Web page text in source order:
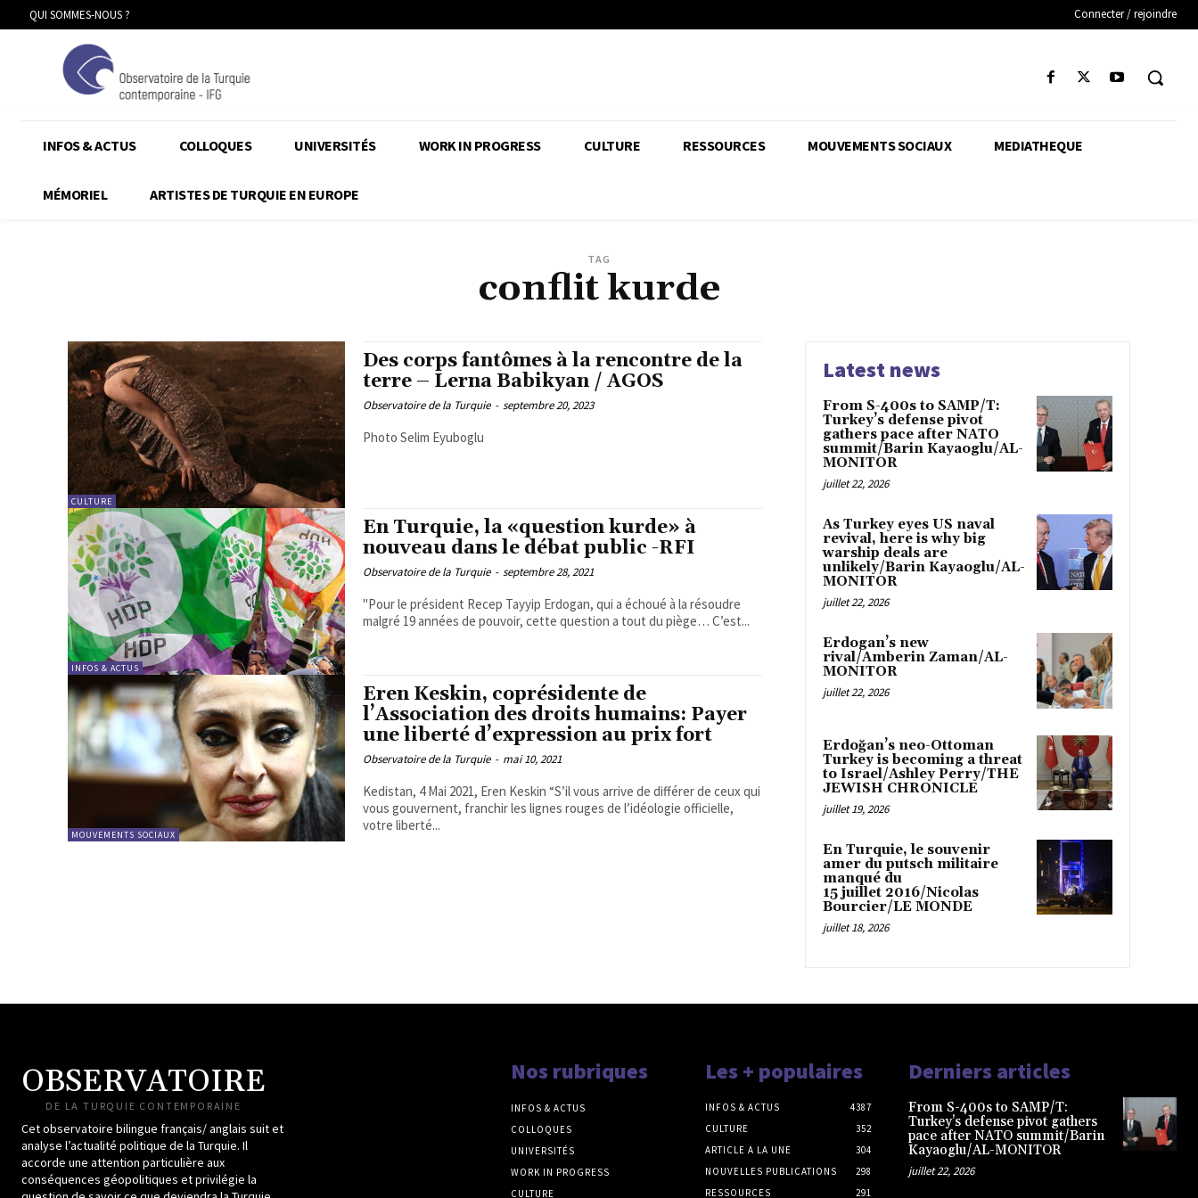
QUI SOMMES-NOUS ? Connecter / rejoindre
INFOS & ACTUS COLLOQUES UNIVERSITÉS WORK IN PROGRESS CULTURE RESSOURCES MOUVEMENTS SOCIAUX MEDIATHEQUE
MÉMORIEL ARTISTES DE TURQUIE EN EUROPE
TAG
conflit kurde
CULTURE
Des corps fantômes à la rencontre de la
terre – Lerna Babikyan / AGOS
Observatoire de la Turquie - septembre 20, 2023
Photo Selim Eyuboglu
INFOS & ACTUS
En Turquie, la «question kurde» à
nouveau dans le débat public -RFI
Observatoire de la Turquie - septembre 28, 2021
"Pour le président Recep Tayyip Erdogan, qui a échoué à la résoudre
malgré 19 années de pouvoir, cette question a tout du piège… C’est...
MOUVEMENTS SOCIAUX
Eren Keskin, coprésidente de
l’Association des droits humains: Payer
une liberté d’expression au prix fort
Observatoire de la Turquie - mai 10, 2021
Kedistan, 4 Mai 2021, Eren Keskin “S’il vous arrive de différer de ceux qui
vous gouvernent, franchir les lignes rouges de l’idéologie officielle,
votre liberté...
Latest news
From S-400s to SAMP/T:
Turkey’s defense pivot
gathers pace after NATO
summit/Barin Kayaoglu/AL-
MONITOR
juillet 22, 2026
As Turkey eyes US naval
revival, here is why big
warship deals are
unlikely/Barin Kayaoglu/AL-
MONITOR
juillet 22, 2026
Erdogan’s new
rival/Amberin Zaman/AL-
MONITOR
juillet 22, 2026
Erdoğan’s neo-Ottoman
Turkey is becoming a threat
to Israel/Ashley Perry/THE
JEWISH CHRONICLE
juillet 19, 2026
En Turquie, le souvenir
amer du putsch militaire
manqué du
15 juillet 2016/Nicolas
Bourcier/LE MONDE
juillet 18, 2026
OBSERVATOIRE
DE LA TURQUIE CONTEMPORAINE
Cet observatoire bilingue français/ anglais suit et
analyse l’actualité politique de la Turquie. Il
accorde une attention particulière aux
conséquences géopolitiques et privilégie la
Nos rubriques
INFOS & ACTUS
COLLOQUES
UNIVERSITÉS
WORK IN PROGRESS
CULTURE
Les + populaires
INFOS & ACTUS
4387
CULTURE
352
ARTICLE A LA UNE
304
NOUVELLES PUBLICATIONS
298
RESSOURCES
291
Derniers articles
From S-400s to SAMP/T:
Turkey’s defense pivot gathers
pace after NATO summit/Barin
Kayaoglu/AL-MONITOR
juillet 22, 2026